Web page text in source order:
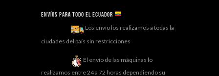
Envíos para todo el ECUADOR
Los envío los realizamos a todas la
ciudades del país sin restricciones
El envío de las máquinas lo
realizamos entre 24 a 72 horas dependiendo su